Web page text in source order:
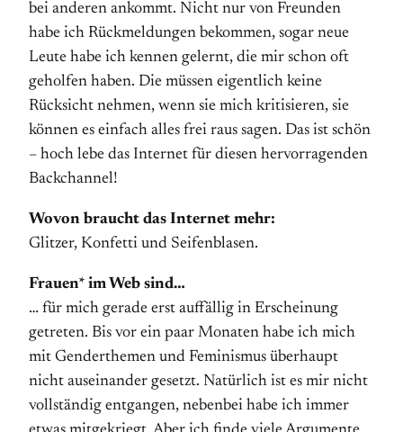
bei anderen ankommt. Nicht nur von Freunden
habe ich Rückmeldungen bekommen, sogar neue
Leute habe ich kennen gelernt, die mir schon oft
geholfen haben. Die müssen eigentlich keine
Rücksicht nehmen, wenn sie mich kritisieren, sie
können es einfach alles frei raus sagen. Das ist schön
– hoch lebe das Internet für diesen hervorragenden
Backchannel!
Wovon braucht das Internet mehr:
Glitzer, Konfetti und Seifenblasen.
Frauen* im Web sind…
… für mich gerade erst auffällig in Erscheinung
getreten. Bis vor ein paar Monaten habe ich mich
mit Genderthemen und Feminismus überhaupt
nicht auseinander gesetzt. Natürlich ist es mir nicht
vollständig entgangen, nebenbei habe ich immer